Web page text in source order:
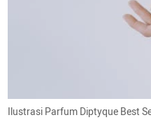
Ilustrasi Parfum Diptyque Best